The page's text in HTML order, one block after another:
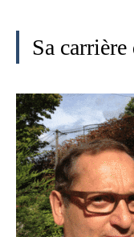
Sa carrière